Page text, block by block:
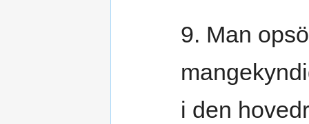
9. Man
i den